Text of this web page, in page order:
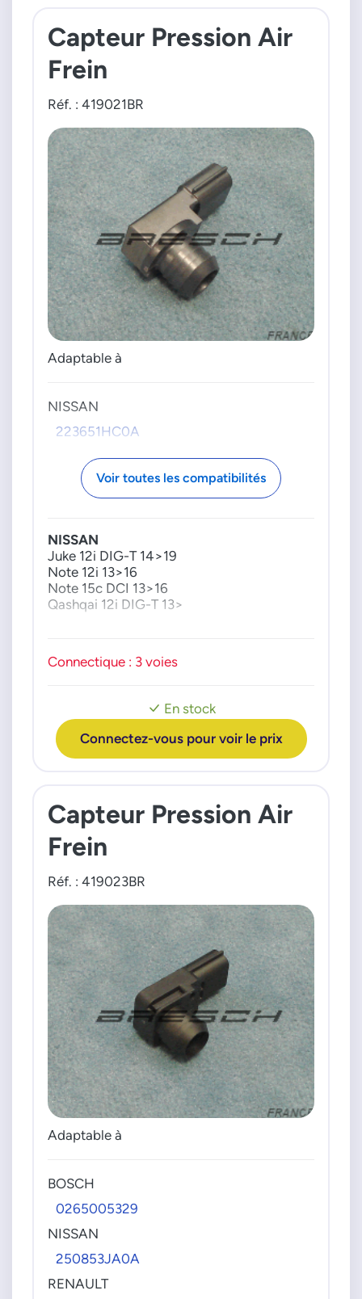
Capteur Pression Air
Frein
Réf. : 419021BR
Adaptable à
NISSAN
223651HC0A
Voir toutes les compatibilités
En stock
Connectez-vous pour voir le prix
NISSAN
Juke 12i DIG-T 14>19
Note 12i 13>16
Note 15c DCI 13>16
Qashqai 12i DIG-T 13>
Connectique : 3 voies
Capteur Pression Air
Frein
Réf. : 419023BR
Adaptable à
BOSCH
0265005329
NISSAN
250853JA0A
RENAULT